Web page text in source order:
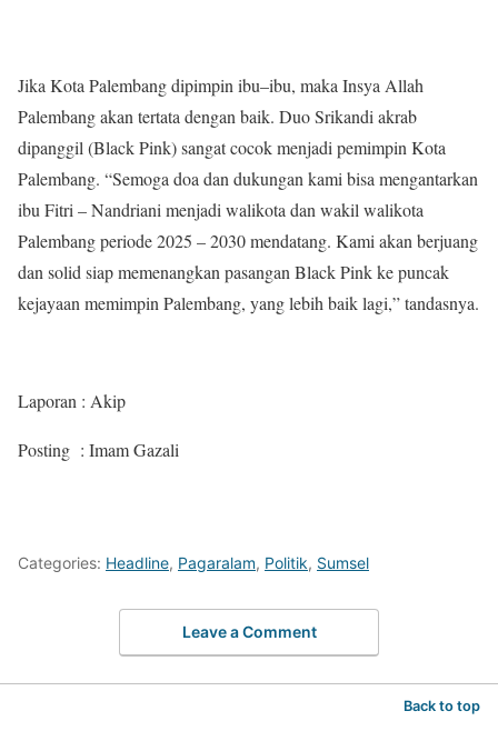
Jika Kota Palembang dipimpin ibu–ibu, maka Insya Allah
Palembang akan tertata dengan baik. Duo Srikandi akrab
dipanggil (Black Pink) sangat cocok menjadi pemimpin Kota
Palembang. “Semoga doa dan dukungan kami bisa mengantarkan
ibu Fitri – Nandriani menjadi walikota dan wakil walikota
Palembang periode 2025 – 2030 mendatang. Kami akan berjuang
dan solid siap memenangkan pasangan Black Pink ke puncak
kejayaan memimpin Palembang, yang lebih baik lagi,” tandasnya.
Laporan : Akip
Posting : Imam Gazali
Categories: Headline, Pagaralam, Politik, Sumsel
Leave a Comment
Back to top